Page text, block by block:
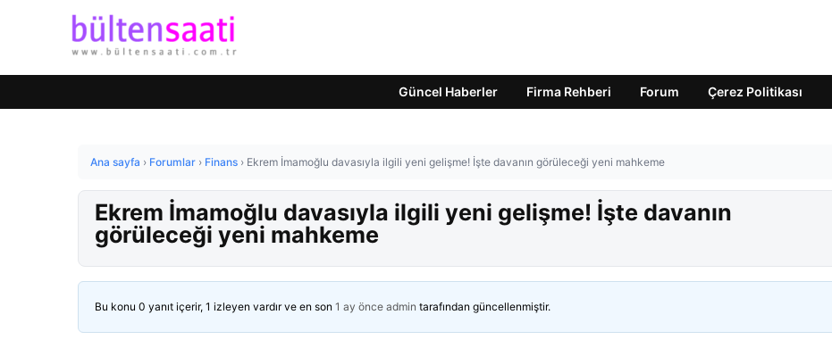
Güncel Haberler Firma Rehberi Forum Çerez Politikası
Ana sayfa › Forumlar › Finans › Ekrem İmamoğlu davasıyla ilgili yeni gelişme! İşte davanın görüleceği yeni mahkeme
Ekrem İmamoğlu davasıyla ilgili yeni gelişme! İşte davanın
görüleceği yeni mahkeme
Bu konu 0 yanıt içerir, 1 izleyen vardır ve en son 1 ay önce admin tarafından güncellenmiştir.